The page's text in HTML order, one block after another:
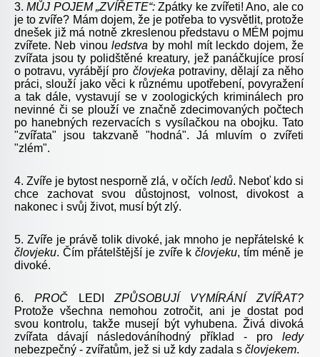
3.MŮJ POJEM „ZVÍŘETE“:Zpátky ke zvířeti! Ano, ale co
je to zvíře? Mám dojem, že je potřeba to vysvětlit, protože
dnešek již má notně zkreslenou představu o MÉM pojmu
zvířete. Neb vinouledstva by mohl mít leckdo dojem, že
zvířata jsou ty polidštěné kreatury, jež panáčkujíce prosí
o potravu, vyrábějí pro človjeka potraviny, dělají za něho
práci, slouží jako věci k různému upotřebení, povyražení
a tak dále, vystavují se v zoologických kriminálech pro
nevinné či se plouží ve značně zdecimovaných počtech
po hanebných rezervacích s vysílačkou na obojku. Tato
"zvířata" jsou takzvaně "hodná". Já mluvím o zvířeti
"zlém".
4. Zvíře je bytost nesporně zlá, v očích ledů. Neboť kdo si
chce zachovat svou důstojnost, volnost, divokost a
nakonec i svůj život, musí být zlý.
5. Zvíře je právě tolik divoké, jak mnoho je nepřátelské k
človjeku. Čím přátelštější je zvíře kčlovjeku, tím méně je
divoké.
6. PROČLEDIZPŮSOBUJÍ VYMÍRÁNÍ
ZVÍŘAT?
Protože všechna nemohou zotročit, ani je dostat pod
svou kontrolu, takže musejí být vyhubena. Živá divoká
zvířata dávají následováníhodný příklad - pro ledy
nebezpečný - zvířatům, jež si už kdy zadala s človjekem.